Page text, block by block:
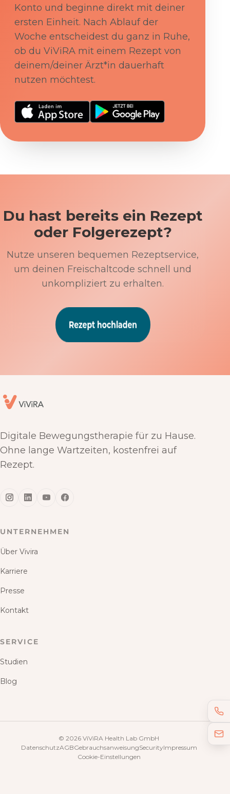
Konto und beginne direkt mit deiner
ersten Einheit. Nach Ablauf der
Woche entscheidest du ganz in Ruhe,
ob du ViViRA mit einem Rezept von
deinem/deiner Ärzt*in dauerhaft
nutzen möchtest.
Du hast bereits ein Rezept
oder Folgerezept?
Nutze unseren bequemen Rezeptservice,
um deinen Freischaltcode schnell und
unkompliziert zu erhalten.
Digitale Bewegungstherapie für zu Hause.
Ohne lange Wartzeiten, kostenfrei auf
Rezept.
UNTERNEHMEN
Über Vivira
Karriere
Presse
Kontakt
SERVICE
Studien
Blog
© 2026 ViViRA Health Lab GmbH
DatenschutzAGBGebrauchsanweisungSecurityImpressum
Cookie-Einstellungen